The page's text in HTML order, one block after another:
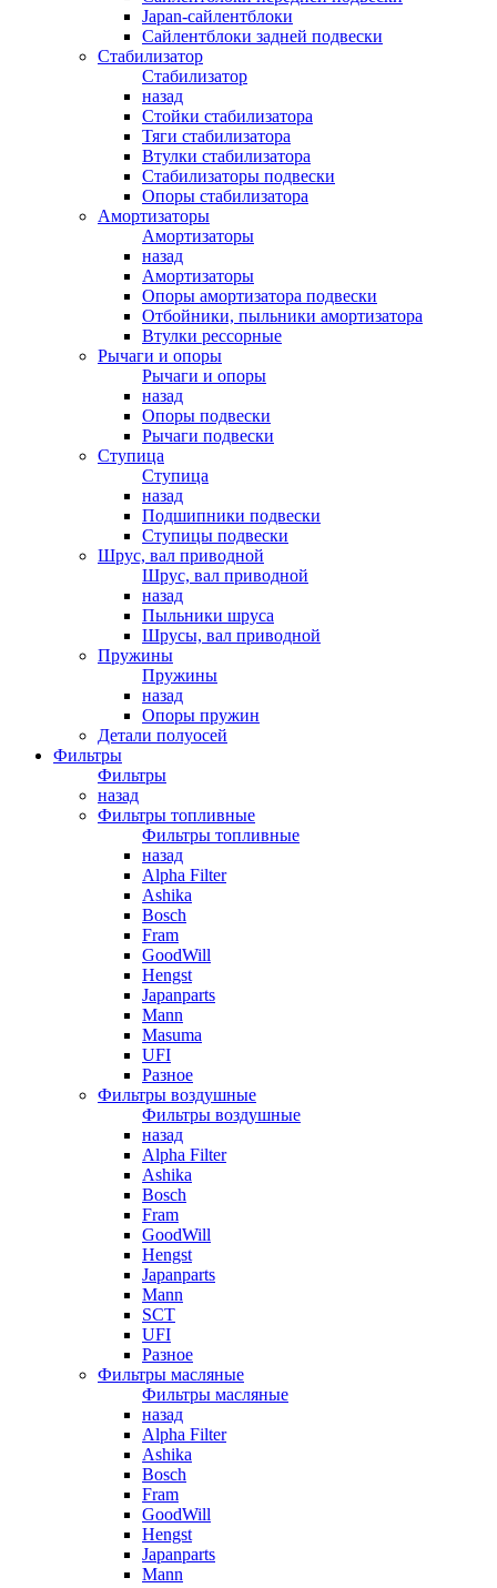
Japan-сайлентблоки
Сайлентблоки задней подвески
Стабилизатор
Стабилизатор
назад
Стойки стабилизатора
Тяги стабилизатора
Втулки стабилизатора
Стабилизаторы подвески
Опоры стабилизатора
Амортизаторы
Амортизаторы
назад
Амортизаторы
Опоры амортизатора подвески
Отбойники, пыльники амортизатора
Втулки рессорные
Рычаги и опоры
Рычаги и опоры
назад
Опоры подвески
Рычаги подвески
Ступица
Ступица
назад
Подшипники подвески
Ступицы подвески
Шрус, вал приводной
Шрус, вал приводной
назад
Пыльники шруса
Шрусы, вал приводной
Пружины
Пружины
назад
Опоры пружин
Детали полуосей
Фильтры
Фильтры
назад
Фильтры топливные
Фильтры топливные
назад
Alpha Filter
Ashika
Bosch
Fram
GoodWill
Hengst
Japanparts
Mann
Masuma
UFI
Разное
Фильтры воздушные
Фильтры воздушные
назад
Alpha Filter
Ashika
Bosch
Fram
GoodWill
Hengst
Japanparts
Mann
SCT
UFI
Разное
Фильтры масляные
Фильтры масляные
назад
Alpha Filter
Ashika
Bosch
Fram
GoodWill
Hengst
Japanparts
Mann